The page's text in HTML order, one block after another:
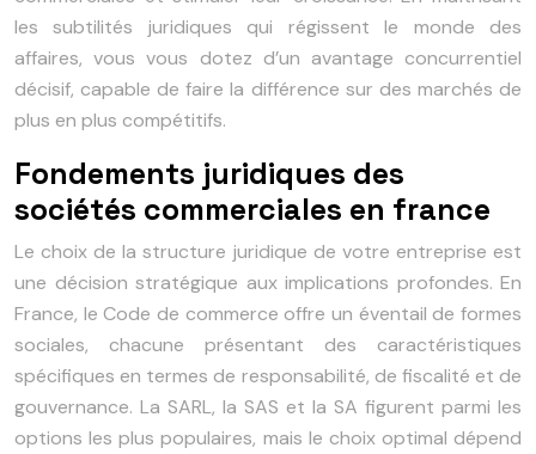
les subtilités juridiques qui régissent le monde des
affaires, vous vous dotez d’un avantage concurrentiel
décisif, capable de faire la différence sur des marchés de
plus en plus compétitifs.
Fondements juridiques des
sociétés commerciales en france
Le choix de la structure juridique de votre entreprise est
une décision stratégique aux implications profondes. En
France, le Code de commerce offre un éventail de formes
sociales, chacune présentant des caractéristiques
spécifiques en termes de responsabilité, de fiscalité et de
gouvernance. La SARL, la SAS et la SA figurent parmi les
options les plus populaires, mais le choix optimal dépend